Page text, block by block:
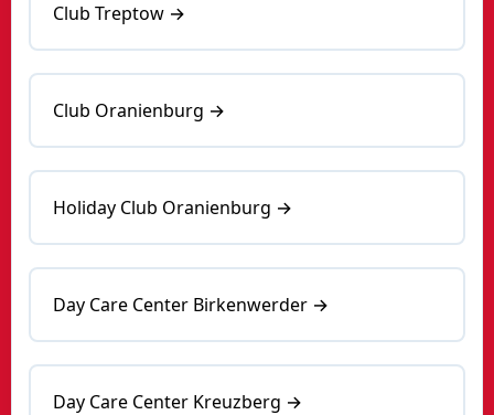
Club Treptow →
Club Oranienburg →
Holiday Club Oranienburg →
Day Care Center Birkenwerder →
Day Care Center Kreuzberg →